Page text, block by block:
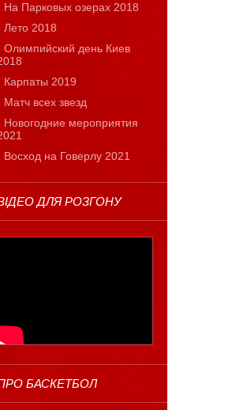
На Парковых озерах 2018
Лето 2018
Олимпийский день Киев
Карпаты 2019
Матч всех звезд
Новогодние мероприятия
Восход на Говерлу 2021
ДЛЯ РОЗГОНУ
БАСКЕТБОЛ